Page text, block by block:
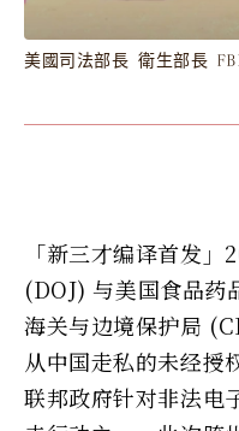
美國司法部長 衛生部長
「新三才编译首发
(DOJ) 与美国食品药
海关与边境保护局
从中国走私的未经授
联邦政府针对非法电